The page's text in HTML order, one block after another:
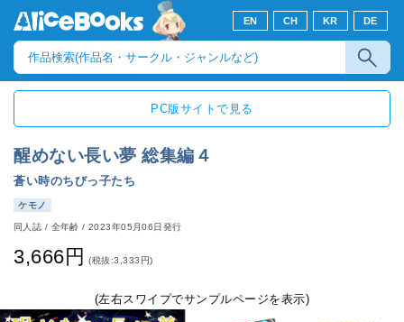
EN CH KR DE
PC版サイトで見る
醒めない長い夢 総集編４
蒼い時のちびっ子たち
ケモノ
同人誌 / 全年齢/2023年05月06日発行
3,666円 (税抜:3,333円)
(左右スワイプでサンプルページを表示)